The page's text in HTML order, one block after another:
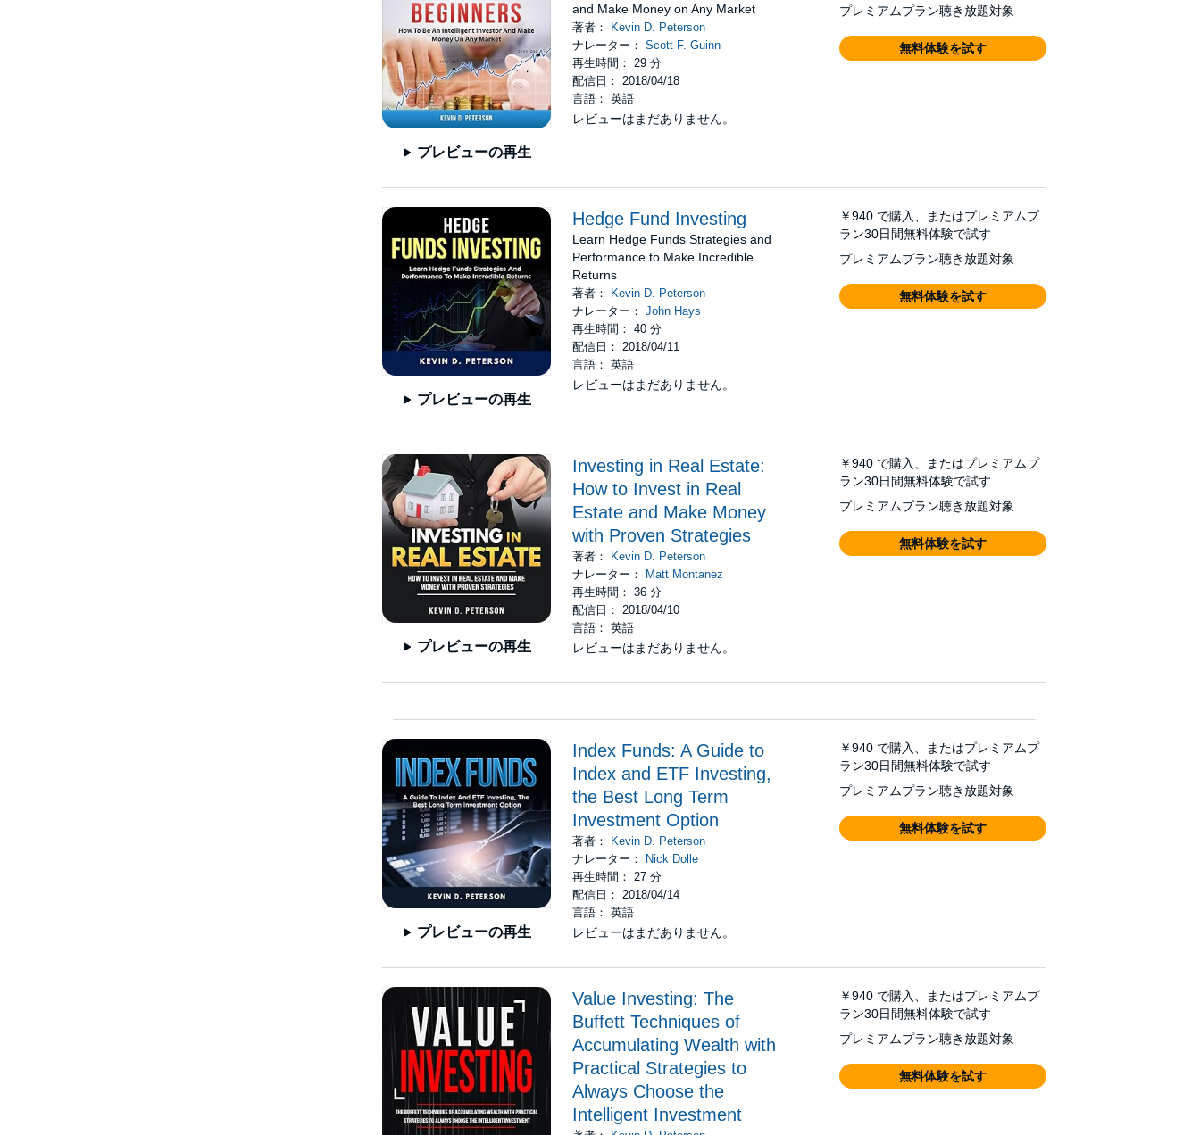
プレビューの再生
and Make Money on Any Market
著者：
Kevin D. Peterson
ナレーター：Scott F. Guinn
再生時間： 29 分
配信日： 2018/04/18
言語： 英語
レビューはまだありません。
プレミアムプラン聴き放題対象
無料体験を試す
プレビューの再生
Hedge Fund Investing
Learn Hedge Funds Strategies and
Performance to Make Incredible
Returns
著者： Kevin D. Peterson
ナレーター：John Hays
再生時間： 40 分
配信日： 2018/04/11
言語： 英語
レビューはまだありません。
￥940 で購入、またはプレミアムプ
ラン30日間無料体験で試す
プレミアムプラン聴き放題対象
無料体験を試す
プレビューの再生
Investing in Real Estate:
How to Invest in Real
Estate and Make Money
with Proven Strategies
著者：
Kevin D. Peterson
ナレーター：
Matt Montanez
再生時間： 36 分
配信日： 2018/04/10
言語： 英語
レビューはまだありません。
￥940 で購入、またはプレミアムプ
ラン30日間無料体験で試す
プレミアムプラン聴き放題対象
無料体験を試す
プレビューの再生
Index Funds: A Guide to
Index and ETF Investing,
the Best Long Term
Investment Option
著者：
Kevin D. Peterson
ナレーター：
Nick Dolle
再生時間： 27 分
配信日： 2018/04/14
言語： 英語
レビューはまだありません。
￥940 で購入、またはプレミアムプ
ラン30日間無料体験で試す
プレミアムプラン聴き放題対象
無料体験を試す
Value Investing: The
Buffett Techniques of
Accumulating Wealth with
Practical Strategies to
Always Choose the
Intelligent Investment
￥940 で購入、またはプレミアムプ
ラン30日間無料体験で試す
プレミアムプラン聴き放題対象
無料体験を試す